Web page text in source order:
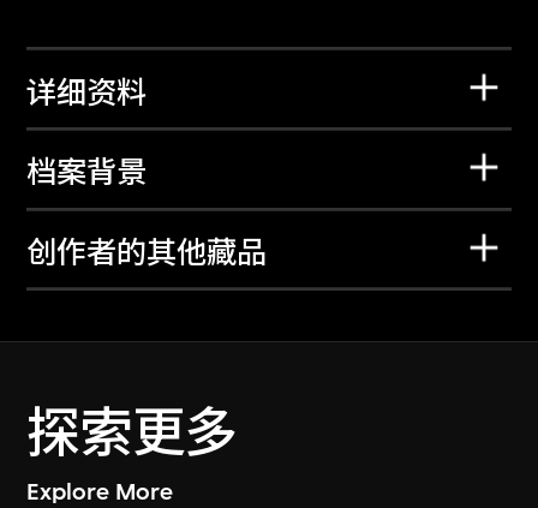
详细资料
档案背景
创作者的其他藏品
探索更多
Explore More